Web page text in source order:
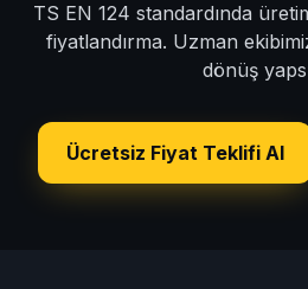
TS EN 124 standardında
fiyatlandırma. Uzman
dönüş
Ücretsiz Fiyat Teklifi Al